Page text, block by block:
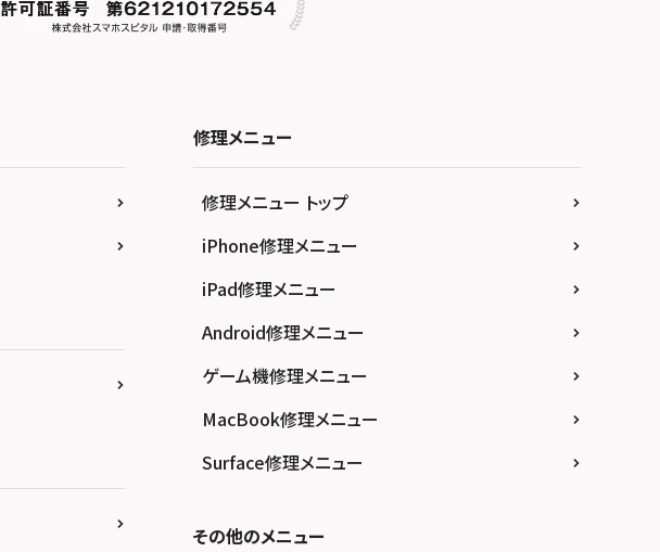
修理メニュー
修理メニュー トップ
iPhone修理メニュー
iPad修理メニュー
Android修理メニュー
ゲーム機修理メニュー
MacBook修理メニュー
Surface修理メニュー
その他のメニュー